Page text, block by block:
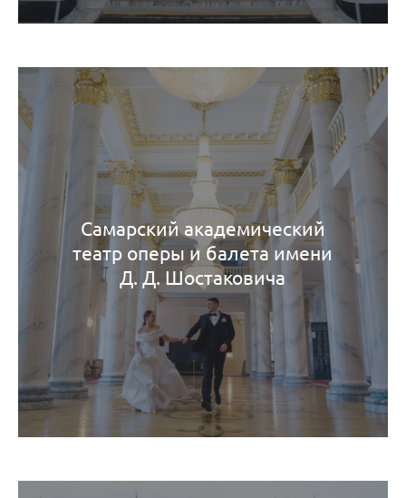
Самарский академический
театр оперы и балета имени
Д. Д. Шостаковича